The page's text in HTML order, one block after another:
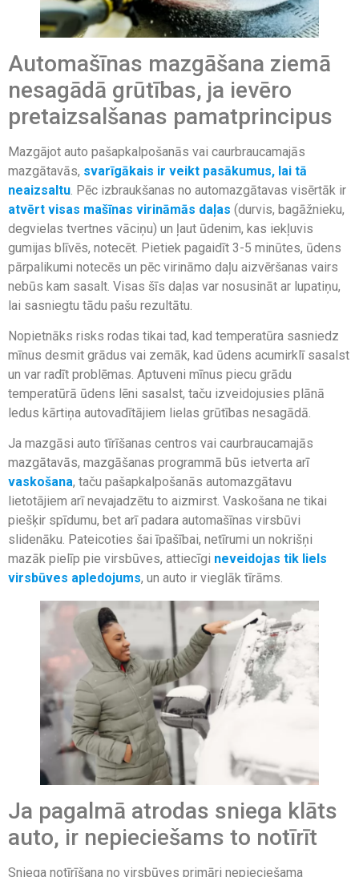
Automašīnas mazgāšana ziemā
nesagādā grūtības, ja ievēro
pretaizsalšanas pamatprincipus
Mazgājot auto pašapkalpošanās vai caurbraucamajās
mazgātavās, svarīgākais ir veikt pasākumus, lai tā
neaizsaltu . Pēc izbraukšanas no automazgātavas visērtāk ir
atvērt visas mašīnas virināmās daļas (durvis, bagāžnieku,
degvielas tvertnes vāciņu) un ļaut ūdenim, kas iekļuvis
gumijas blīvēs, notecēt. Pietiek pagaidīt 3-5 minūtes, ūdens
pārpalikumi notecēs un pēc virināmo daļu aizvēršanas vairs
nebūs kam sasalt. Visas šīs daļas var nosusināt ar lupatiņu,
lai sasniegtu tādu pašu rezultātu.
Nopietnāks risks rodas tikai tad, kad temperatūra sasniedz
mīnus desmit grādus vai zemāk, kad ūdens acumirklī sasalst
un var radīt problēmas. Aptuveni mīnus piecu grādu
temperatūrā ūdens lēni sasalst, taču izveidojusies plānā
ledus kārtiņa autovadītājiem lielas grūtības nesagādā.
Ja mazgāsi auto tīrīšanas centros vai caurbraucamajās
mazgātavās, mazgāšanas programmā būs ietverta arī
vaskošana, taču pašapkalpošanās automazgātavu
lietotājiem arī nevajadzētu to aizmirst. Vaskošana ne tikai
piešķir spīdumu, bet arī padara automašīnas virsbūvi
slidenāku. Pateicoties šai īpašībai, netīrumi un nokrišņi
mazāk pielīp pie virsbūves, attiecīgi neveidojas tik liels
virsbūves apledojums, un auto ir vieglāk tīrāms.
Ja pagalmā atrodas sniega klāts
auto, ir nepieciešams to notīrīt
Sniega notīrīšana no virsbūves primāri nepieciešama